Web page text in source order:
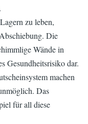
zu leben,
Die
Wände in
Gesundheitsrisiko dar.
machen
Das
für all diese